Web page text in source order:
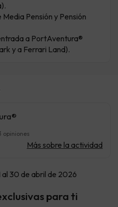
Pensión y Pensión
a PortAventura®
y a Ferrari Land).
opiniones
Más sobre la actividad
al 30 de abril de 2026
para ti